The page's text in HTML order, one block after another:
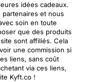
idées cadeaux.
partenaires et nous
soin en toute
que des produits
sont affiliés. Cela
une commission si
liens, sans coût
via ces liens,
Kyft.co !